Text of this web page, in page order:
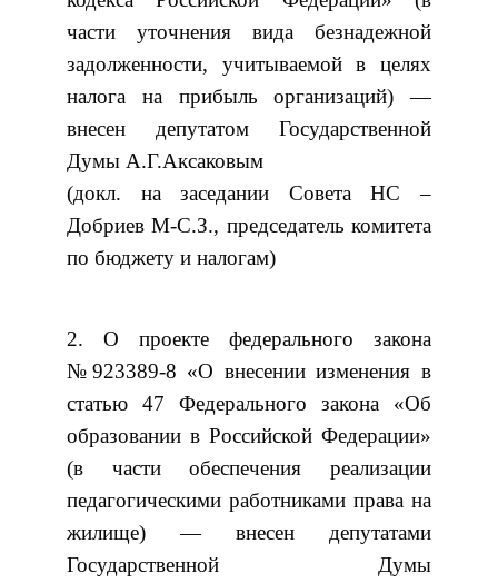
части уточнения вида безнадежной
задолженности, учитываемой в целях
налога на прибыль организаций) —
внесен депутатом Государственной
Думы А.Г.Аксаковым
(докл. на заседании Совета НС –
Добриев М-С.З., председатель комитета
по бюджету и налогам)
2. О проекте федерального закона
№923389-8 «О внесении изменения в
статью 47 Федерального закона «Об
образовании в Российской Федерации»
(в части обеспечения реализации
педагогическими работниками права на
жилище) — внесен депутатами
Государственной Думы